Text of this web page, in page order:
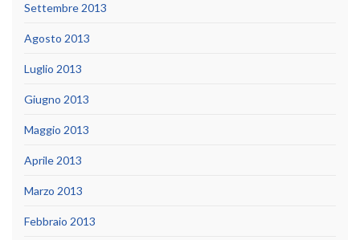
Settembre 2013
Agosto 2013
Luglio 2013
Giugno 2013
Maggio 2013
Aprile 2013
Marzo 2013
Febbraio 2013